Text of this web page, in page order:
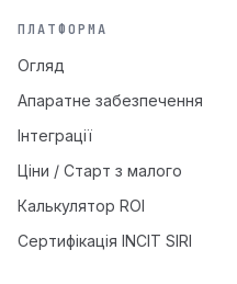
ПЛАТФОРМА
Огляд
Апаратне забезпечення
Інтеграції
Ціни / Старт з малого
Калькулятор ROI
Сертифікація INCIT SIRI